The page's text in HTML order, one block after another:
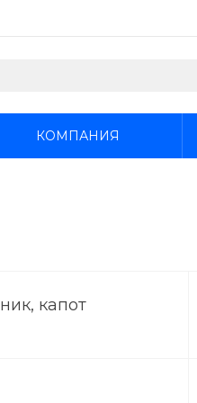
КОМПАНИЯ
капот